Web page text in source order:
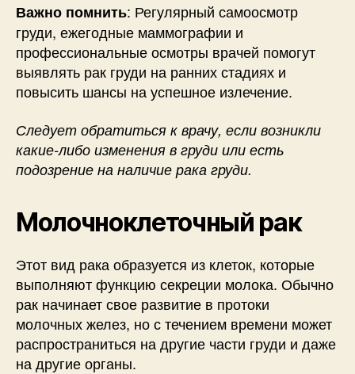
Важно помнить: Регулярный самоосмотр
груди, ежегодные маммографии и
профессиональные осмотры врачей помогут
выявлять рак груди на ранних стадиях и
повысить шансы на успешное излечение.
Следует обратиться к врачу, если возникли
какие-либо изменения в груди или есть
подозрение на наличие рака груди.
Молочноклеточный рак
Этот вид рака образуется из клеток, которые
выполняют функцию секреции молока. Обычно
рак начинает свое развитие в протоки
молочных желез, но с течением времени может
распространиться на другие части груди и даже
на другие органы.